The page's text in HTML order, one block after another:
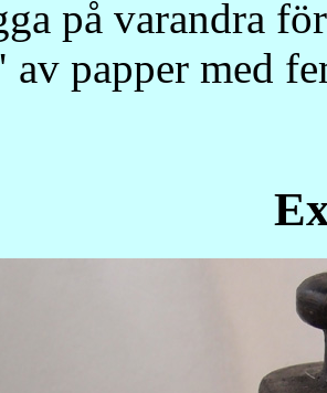
på varandra
papper med